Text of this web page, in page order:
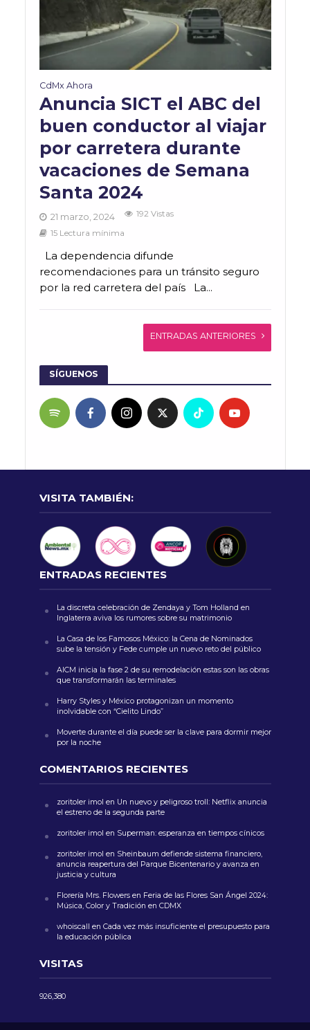
CdMx Ahora
Anuncia SICT el ABC del
buen conductor al viajar
por carretera durante
vacaciones de Semana
Santa 2024
21 marzo, 2024
192 Vistas
15 Lectura mínima
La dependencia difunde
recomendaciones para un tránsito seguro
por la red carretera del país La...
ENTRADAS ANTERIORES
SÍGUENOS
VISITA TAMBIÉN:
ENTRADAS RECIENTES
La discreta celebración de Zendaya y Tom Holland en
Inglaterra aviva los rumores sobre su matrimonio
La Casa de los Famosos México: la Cena de Nominados
sube la tensión y Fede cumple un nuevo reto del público
AICM inicia la fase 2 de su remodelación estas son las obras
que transformarán las terminales
Harry Styles y México protagonizan un momento
inolvidable con “Cielito Lindo”
Moverte durante el día puede ser la clave para dormir mejor
por la noche
COMENTARIOS RECIENTES
zoritoler imol en Un nuevo y peligroso troll: Netflix anuncia
el estreno de la segunda parte
zoritoler imol en Superman: esperanza en tiempos cínicos
zoritoler imol en Sheinbaum defiende sistema financiero,
anuncia reapertura del Parque Bicentenario y avanza en
justicia y cultura
Florería Mrs. Flowersen Feria de las Flores San Ángel 2024:
Música, Color y Tradición en CDMX
whoiscall en Cada vez más insuficiente el presupuesto para
la educación pública
VISITAS
926,380